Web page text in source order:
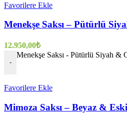
Favorilere Ekle
Menekşe Saksı – Pütürlü
12.950,00₺
-
Menekşe Saksı - Pütürlü Siyah &
Favorilere Ekle
Mimoza Saksı – Beyaz &